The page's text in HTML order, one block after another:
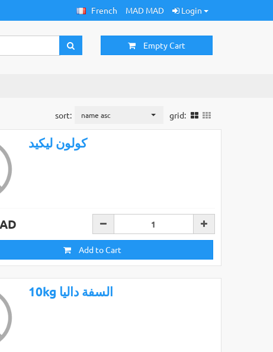
French MAD MAD Login
Empty Cart
grid:
sort: name asc
كولون ليكيد
Add to Cart
10kg السفة داليا